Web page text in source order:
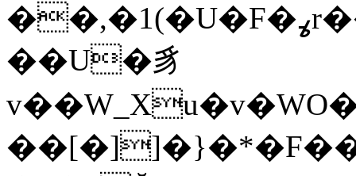
��,�1(�U�F�ߩr��cl�������#:*&>���&/
��U�⾘